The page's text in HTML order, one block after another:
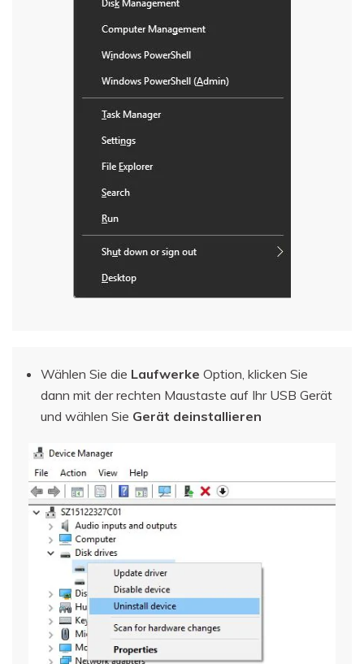
Wählen Sie die Laufwerke Option, klicken Sie
dann mit der rechten Maustaste auf Ihr USB Gerät
und wählen Sie Gerät deinstallieren